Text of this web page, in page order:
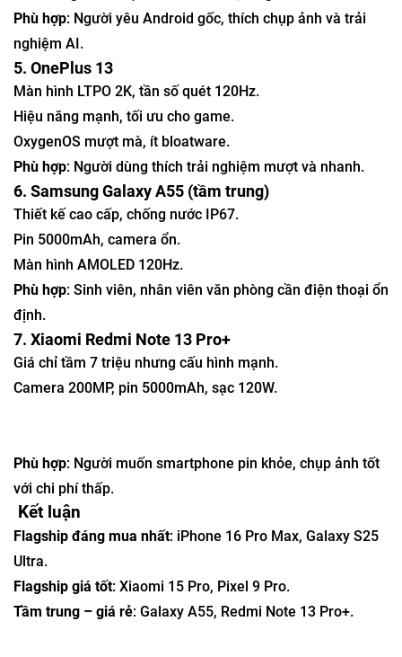
Phù hợp: Người yêu Android gốc, thích chụp ảnh và trải
nghiệm AI.
5. OnePlus 13
Màn hình LTPO 2K, tần số quét 120Hz.
Hiệu năng mạnh, tối ưu cho game.
OxygenOS mượt mà, ít bloatware.
Phù hợp: Người dùng thích trải nghiệm mượt và nhanh.
6. Samsung Galaxy A55 (tầm trung)
Thiết kế cao cấp, chống nước IP67.
Pin 5000mAh, camera ổn.
Màn hình AMOLED 120Hz.
Phù hợp: Sinh viên, nhân viên văn phòng cần điện thoại ổn
định.
7. Xiaomi Redmi Note 13 Pro+
Giá chỉ tầm 7 triệu nhưng cấu hình mạnh.
Camera 200MP, pin 5000mAh, sạc 120W.
Phù hợp: Người muốn smartphone pin khỏe, chụp ảnh tốt
với chi phí thấp.
Kết luận
Flagship đáng mua nhất: iPhone 16 Pro Max, Galaxy S25
Ultra.
Flagship giá tốt: Xiaomi 15 Pro, Pixel 9 Pro.
Tầm trung – giá rẻ: Galaxy A55, Redmi Note 13 Pro+.